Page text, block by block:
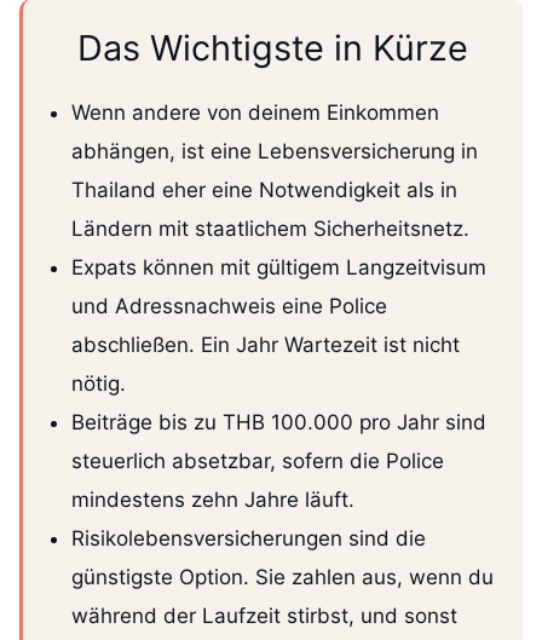
Das Wichtigste in Kürze
Wenn andere von deinem Einkommen
abhängen, ist eine Lebensversicherung in
Thailand eher eine Notwendigkeit als in
Ländern mit staatlichem Sicherheitsnetz.
Expats können mit gültigem Langzeitvisum
und Adressnachweis eine Police
abschließen. Ein Jahr Wartezeit ist nicht
nötig.
Beiträge bis zu THB 100.000 pro Jahr sind
steuerlich absetzbar, sofern die Police
mindestens zehn Jahre läuft.
Risikolebensversicherungen sind die
günstigste Option. Sie zahlen aus, wenn du
während der Laufzeit stirbst, und sonst